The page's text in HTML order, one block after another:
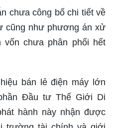
chưa công bố chi tiết về
cũng như phương án xử
chưa phân phối hết
bán lẻ điện máy lớn
Đầu tư Thế Giới Di
hành này nhận được